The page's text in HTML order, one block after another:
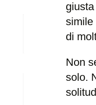
simile
di
Non
solo.